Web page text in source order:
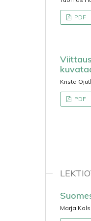
PDF
Krista
PDF
Marja